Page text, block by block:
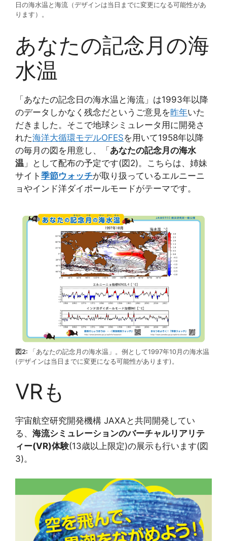
日の海水温と海流（デザインは当日までに変更になる可能性があ
ります）。
あなたの記念月の海
水温
「あなたの記念日の海水温と海流」は1993年以降
のデータしかなく残念だというご意見を昨年いた
だきました。そこで地球シミュレータ用に開発さ
れた海洋大循環モデルOFESを用いて1958年以降
の毎月の図を用意し、「あなたの記念月の海水
温 」として配布の予定です(図2)。こちらは、姉妹
サイト 季節ウォッチが取り扱っているエルニーニ
ョやインド洋ダイポールモードがテーマです。
図2:
「あなたの記念月の海水温」。例として1997年10月の海水温
(デザインは当日までに変更になる可能性があります)。
VRも
宇宙航空研究開発機構 JAXAと共同開発してい
る、 海流シミュレーションのバーチャルリアリテ
ィー(VR)体験(13歳以上限定)の展示も行います(図
3)。